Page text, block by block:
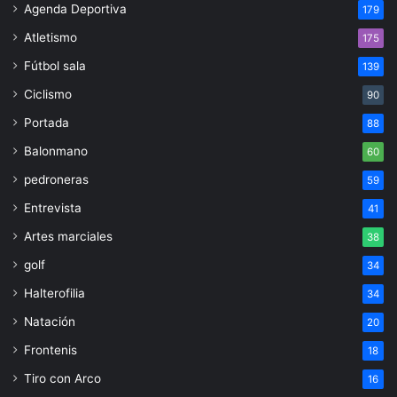
Agenda Deportiva 179
Atletismo 175
Fútbol sala 139
Ciclismo 90
Portada 88
Balonmano 60
pedroneras 59
Entrevista 41
Artes marciales 38
golf 34
Halterofilia 34
Natación 20
Frontenis 18
Tiro con Arco 16